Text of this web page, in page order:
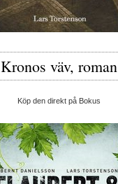
Kronos väv, roman
Köp den direkt på Bokus